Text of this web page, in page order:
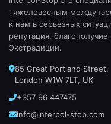
тяжеловесным
к нам в серьезных
репутация,
Экстрадиции.
85 Great Portland Street,
London W1W 7LT, UK
+357 96 447475
info@interpol-stop.com